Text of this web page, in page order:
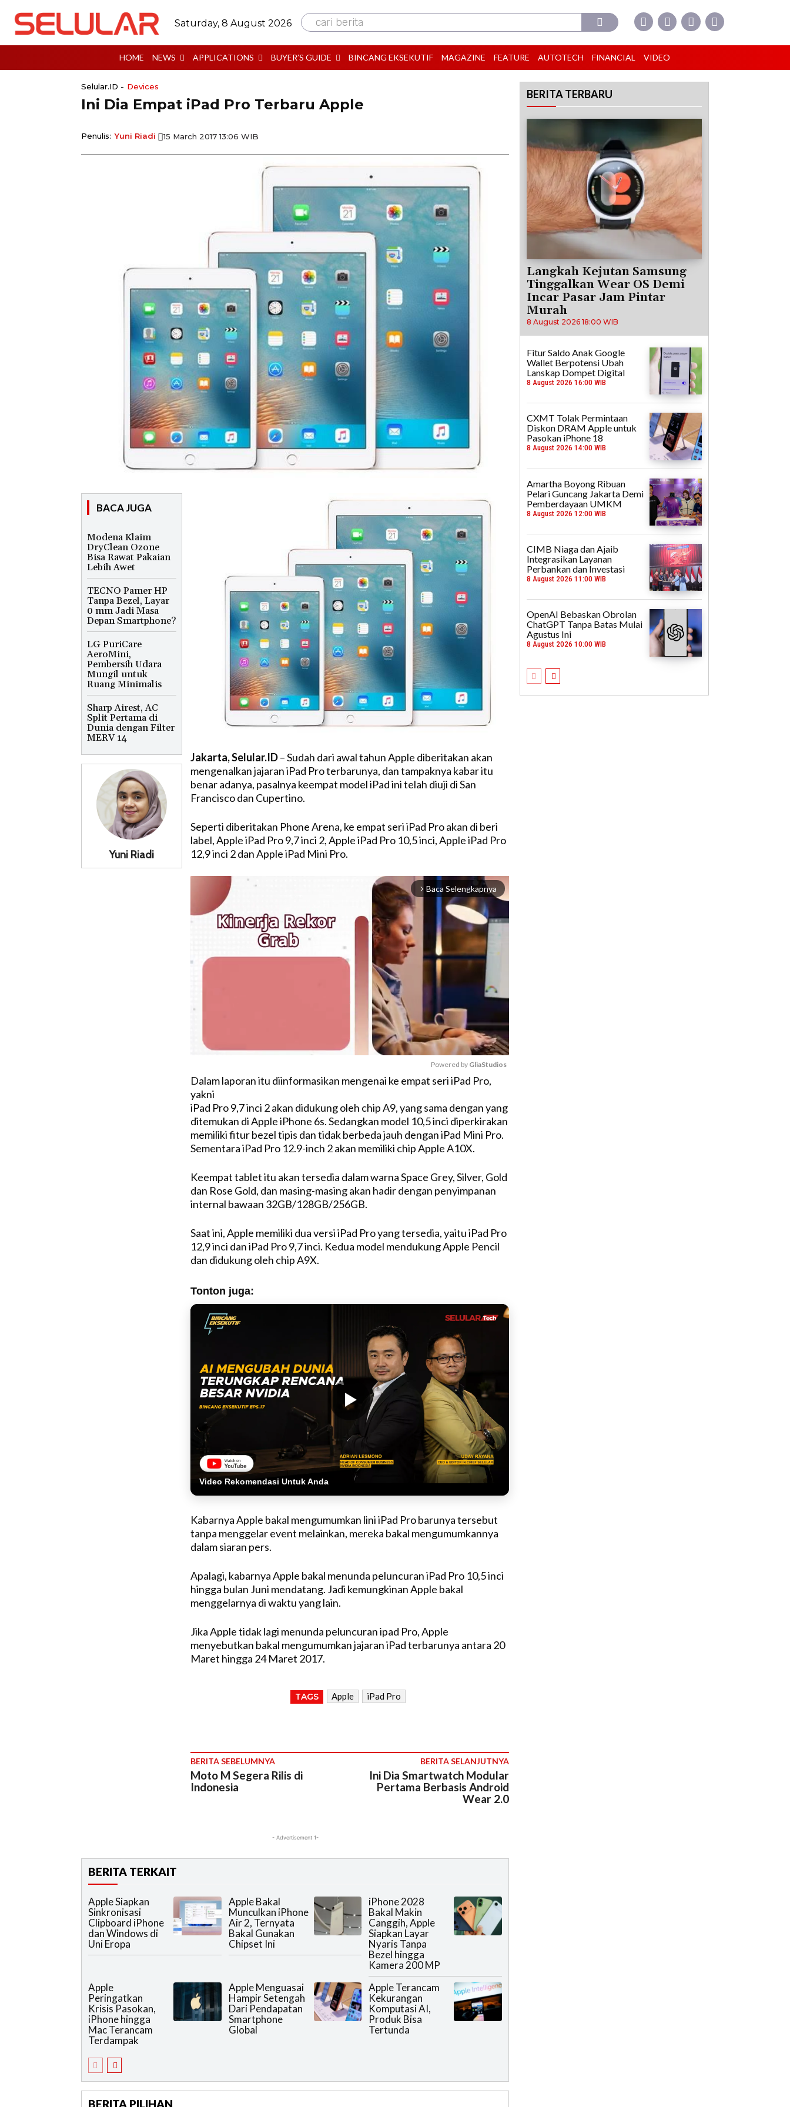
Saturday, 8 August 2026 cari berita
HOME NEWS APPLICATIONS BUYER’S GUIDE BINCANG EKSEKUTIF MAGAZINE FEATURE AUTOTECH FINANCIAL VIDEO
Selular.ID - Devices
Ini Dia Empat iPad Pro Terbaru Apple
Penulis: Yuni Riadi 15 March 2017 13:06 WIB
BACA JUGA
Modena Klaim
DryClean Ozone
Bisa Rawat Pakaian
Lebih Awet
TECNO Pamer HP
Tanpa Bezel, Layar
0 mm Jadi Masa
Depan Smartphone?
LG PuriCare
AeroMini,
Pembersih Udara
Mungil untuk
Ruang Minimalis
Sharp Airest, AC
Split Pertama di
Dunia dengan Filter
MERV 14
Yuni Riadi
Jakarta, Selular.ID– Sudah dari awal tahun Apple diberitakan akan
mengenalkan jajaran iPad Pro terbarunya, dan tampaknya kabar itu
benar adanya, pasalnya keempat model iPad ini telah diuji di San
Francisco dan Cupertino.
Seperti diberitakan Phone Arena, ke empat seri iPad Pro akan di beri
label, Apple iPad Pro 9,7 inci 2, Apple iPad Pro 10,5 inci, Apple iPad Pro
12,9 inci 2 dan Apple iPad Mini Pro.
arrow_forward_ios Baca Selengkapnya
u
e
Powered by GliaStudios
Dalam laporan itu diinformasikan mengenai ke empat seri iPad Pro,
yakni
iPad Pro 9,7 inci 2 akan didukung oleh chip A9, yang sama dengan yang
ditemukan di Apple iPhone 6s. Sedangkan model 10,5 inci diperkirakan
memiliki fitur bezel tipis dan tidak berbeda jauh dengan iPad Mini Pro.
Sementara iPad Pro 12.9-inch 2 akan memiliki chip Apple A10X.
Keempat tablet itu akan tersedia dalam warna Space Grey, Silver, Gold
dan Rose Gold, dan masing-masing akan hadir dengan penyimpanan
internal bawaan 32GB/128GB/256GB.
Saat ini, Apple memiliki dua versi iPad Pro yang tersedia, yaitu iPad Pro
12,9 inci dan iPad Pro 9,7 inci. Kedua model mendukung Apple Pencil
dan didukung oleh chip A9X.
Tonton juga:
Video Rekomendasi Untuk Anda
Kabarnya Apple bakal mengumumkan lini iPad Pro barunya tersebut
tanpa menggelar event melainkan, mereka bakal mengumumkannya
dalam siaran pers.
Apalagi, kabarnya Apple bakal menunda peluncuran iPad Pro 10,5 inci
hingga bulan Juni mendatang. Jadi kemungkinan Apple bakal
menggelarnya di waktu yang lain.
Jika Apple tidak lagi menunda peluncuran ipad Pro, Apple
menyebutkan bakal mengumumkan jajaran iPad terbarunya antara 20
Maret hingga 24 Maret 2017.
TAGS Apple iPad Pro
BERITA SEBELUMNYA
Moto M Segera Rilis di
Indonesia
BERITA SELANJUTNYA
Ini Dia Smartwatch Modular
Pertama Berbasis Android
Wear 2.0
- Advertisement 1-
BERITA TERKAIT
Apple Siapkan
Sinkronisasi
Clipboard iPhone
dan Windows di
Uni Eropa
Apple Bakal
Munculkan iPhone
Air 2, Ternyata
Bakal Gunakan
Chipset Ini
iPhone 2028
Bakal Makin
Canggih, Apple
Siapkan Layar
Nyaris Tanpa
Bezel hingga
Kamera 200 MP
Apple
Peringatkan
Krisis Pasokan,
iPhone hingga
Mac Terancam
Terdampak
Apple Menguasai
Hampir Setengah
Dari Pendapatan
Smartphone
Global
Apple Terancam
Kekurangan
Komputasi AI,
Produk Bisa
Tertunda
BERITA PILIHAN
BERITA TERBARU
Langkah Kejutan Samsung
Tinggalkan Wear OS Demi
Incar Pasar Jam Pintar
Murah
8 August 2026 18:00 WIB
Fitur Saldo Anak Google
Wallet Berpotensi Ubah
Lanskap Dompet Digital
8 August 2026 16:00 WIB
CXMT Tolak Permintaan
Diskon DRAM Apple untuk
Pasokan iPhone 18
8 August 2026 14:00 WIB
Amartha Boyong Ribuan
Pelari Guncang Jakarta Demi
Pemberdayaan UMKM
8 August 2026 12:00 WIB
CIMB Niaga dan Ajaib
Integrasikan Layanan
Perbankan dan Investasi
8 August 2026 11:00 WIB
OpenAI Bebaskan Obrolan
ChatGPT Tanpa Batas Mulai
Agustus Ini
8 August 2026 10:00 WIB